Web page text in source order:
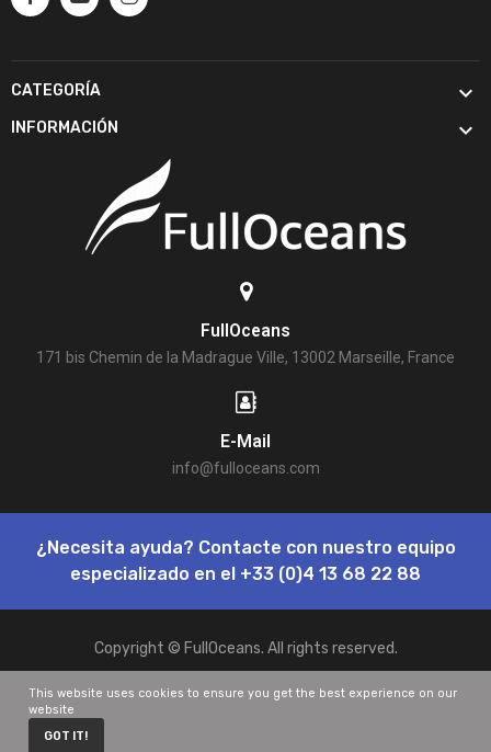
CATEGORÍA 
INFORMACIÓN 
FullOceans
171 bis Chemin de la Madrague Ville, 13002 Marseille, France
E-Mail
info@fulloceans.com
¿Necesita ayuda? Contacte con nuestro equipo
especializado en el +33 (0)4 13 68 22 88
Copyright © FullOceans. All rights reserved.
This website uses cookies to ensure you get the best experience on our
website
GOT IT!